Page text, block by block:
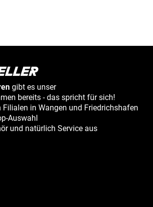
gibt es unser
bereits - das spricht für sich!
Filialen in Wangen und Friedrichshafen
Auswahl
und natürlich Service aus